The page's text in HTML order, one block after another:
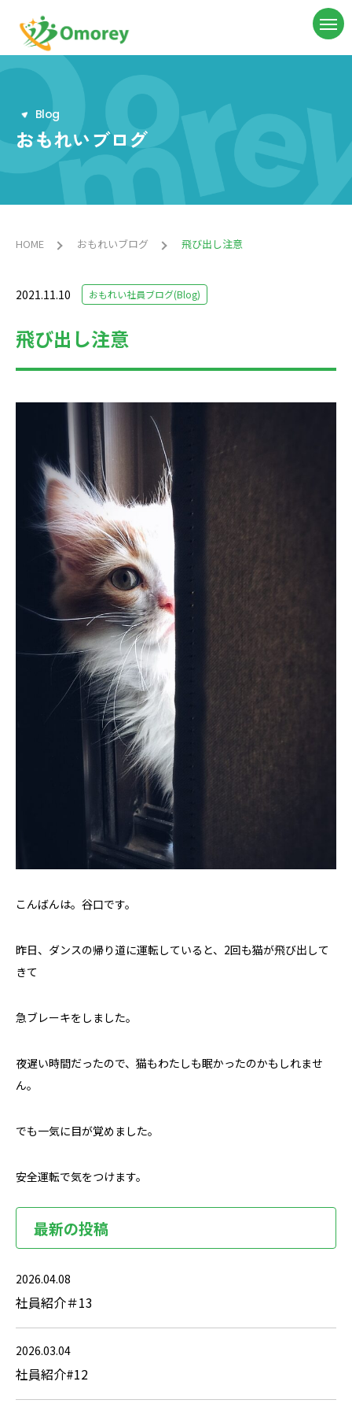
Blog
おもれいブログ
HOME おもれいブログ 飛び出し注意
2021.11.10 おもれい社員ブログ(Blog)
飛び出し注意
こんばんは。谷口です。
昨日、ダンスの帰り道に運転していると、2回も猫が飛び出して
きて
急ブレーキをしました。
夜遅い時間だったので、猫もわたしも眠かったのかもしれませ
ん。
でも一気に目が覚めました。
安全運転で気をつけます。
最新の投稿
2026.04.08
社員紹介＃13
2026.03.04
社員紹介#12